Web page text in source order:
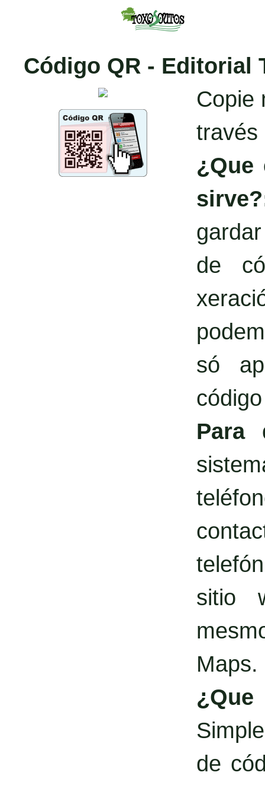
Código QR - Editorial
Copie
través
¿Que
de
só
Para
sitio
Maps.
de